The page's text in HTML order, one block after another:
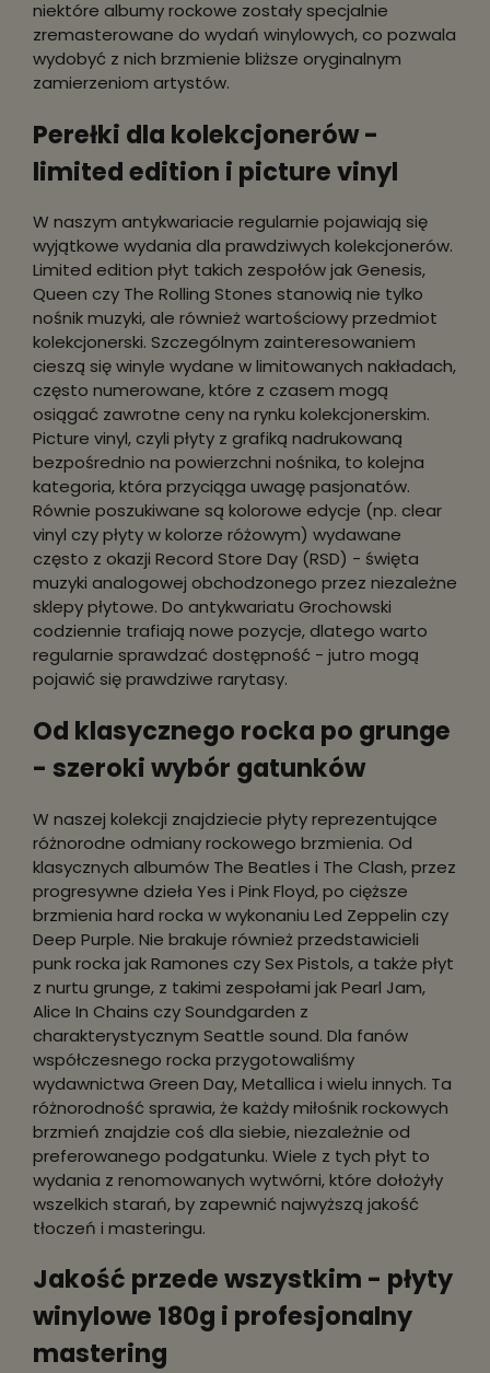
niektóre albumy rockowe zostały specjalnie
zremasterowane do wydań winylowych, co pozwala
wydobyć z nich brzmienie bliższe oryginalnym
zamierzeniom artystów.
Perełki dla kolekcjonerów -
limited edition i picture vinyl
W naszym antykwariacie regularnie pojawiają się
wyjątkowe wydania dla prawdziwych kolekcjonerów.
Limited edition płyt takich zespołów jak Genesis,
Queen czy The Rolling Stones stanowią nie tylko
nośnik muzyki, ale również wartościowy przedmiot
kolekcjonerski. Szczególnym zainteresowaniem
cieszą się winyle wydane w limitowanych nakładach,
często numerowane, które z czasem mogą
osiągać zawrotne ceny na rynku kolekcjonerskim.
Picture vinyl, czyli płyty z grafiką nadrukowaną
bezpośrednio na powierzchni nośnika, to kolejna
kategoria, która przyciąga uwagę pasjonatów.
Równie poszukiwane są kolorowe edycje (np. clear
vinyl czy płyty w kolorze różowym) wydawane
często z okazji Record Store Day (RSD) - święta
muzyki analogowej obchodzonego przez niezależne
sklepy płytowe. Do antykwariatu Grochowski
codziennie trafiają nowe pozycje, dlatego warto
regularnie sprawdzać dostępność - jutro mogą
pojawić się prawdziwe rarytasy.
Od klasycznego rocka po grunge
- szeroki wybór gatunków
W naszej kolekcji znajdziecie płyty reprezentujące
różnorodne odmiany rockowego brzmienia. Od
klasycznych albumów The Beatles i The Clash, przez
progresywne dzieła Yes i Pink Floyd, po cięższe
brzmienia hard rocka w wykonaniu Led Zeppelin czy
Deep Purple. Nie brakuje również przedstawicieli
punk rocka jak Ramones czy Sex Pistols, a także płyt
z nurtu grunge, z takimi zespołami jak Pearl Jam,
Alice In Chains czy Soundgarden z
charakterystycznym Seattle sound. Dla fanów
współczesnego rocka przygotowaliśmy
wydawnictwa Green Day, Metallica i wielu innych. Ta
różnorodność sprawia, że każdy miłośnik rockowych
brzmień znajdzie coś dla siebie, niezależnie od
preferowanego podgatunku. Wiele z tych płyt to
wydania z renomowanych wytwórni, które dołożyły
wszelkich starań, by zapewnić najwyższą jakość
tłoczeń i masteringu.
Jakość przede wszystkim - płyty
winylowe 180g i profesjonalny
mastering